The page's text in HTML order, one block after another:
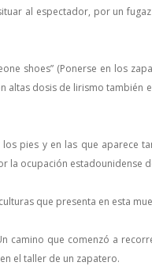
al espectador, por un
shoes” (Ponerse en los
altas dosis de lirismo también
pies y en las que aparece
la ocupación estadounidense
que presenta en esta
camino que comenzó a
el taller de un zapatero.